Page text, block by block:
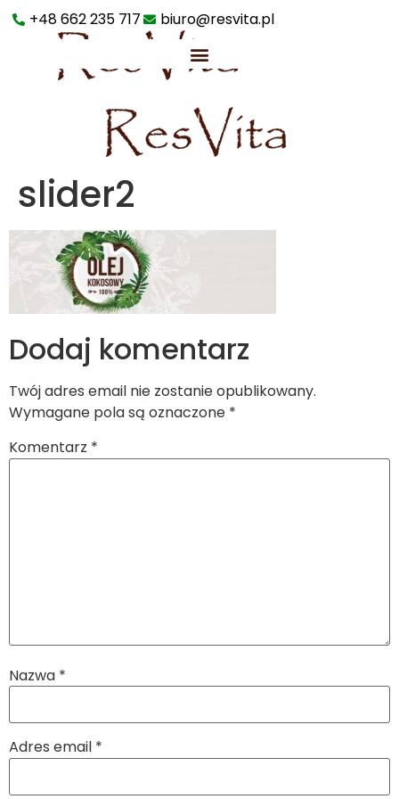
+48 662 235 717 biuro@resvita.pl
slider2
Dodaj komentarz
Twój adres email nie zostanie opublikowany.
Wymagane pola są oznaczone *
Komentarz *
Nazwa *
Adres email *